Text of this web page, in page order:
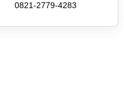
0821-2779-4283